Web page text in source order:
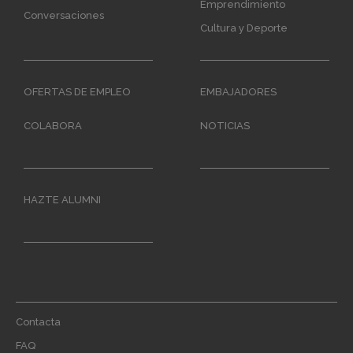
Conversaciones
Emprendimiento
Cultura y Deporte
OFERTAS DE EMPLEO EMBAJADORES
COLABORA NOTICIAS
HAZTE ALUMNI
Footer
menu
Contacta
FAQ